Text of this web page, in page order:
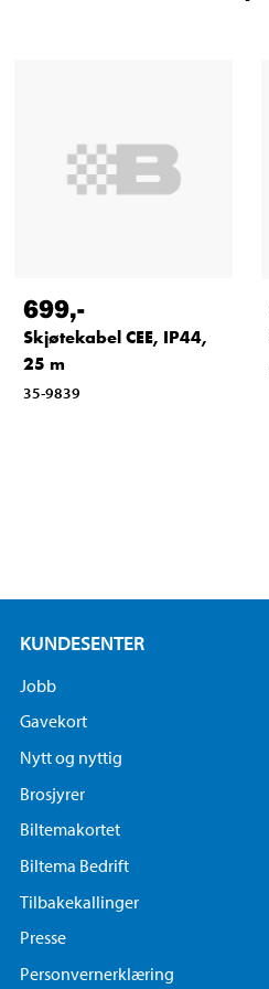
699,-
Skjøtekabel CEE, IP44,
25 m
35-9839
KUNDESENTER
Jobb
Gavekort
Nytt og nyttig
Brosjyrer
Biltemakortet
Biltema Bedrift
Tilbakekallinger
Presse
Personvernerklæring